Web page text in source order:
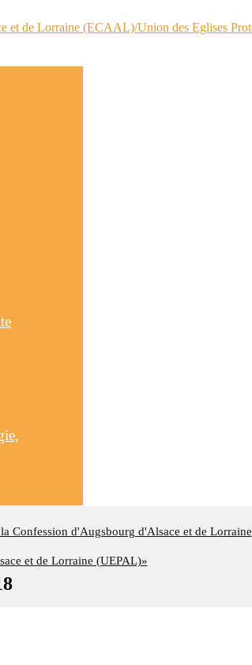
Confession d'Augsbourg d'Alsace et de Lorraine
et de Lorraine (UEPAL)»